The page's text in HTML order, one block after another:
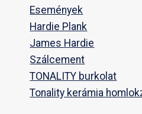
Események
Hardie Plank
James Hardie
Szálcement
TONALITY burkolat
Tonality kerámia